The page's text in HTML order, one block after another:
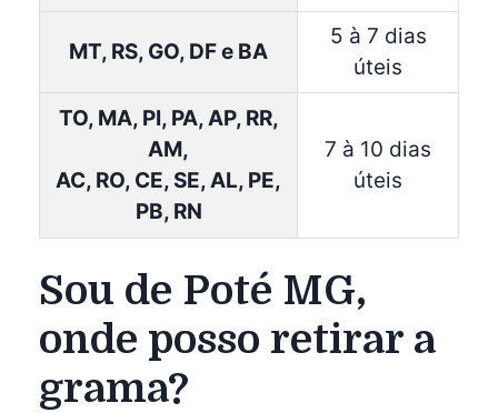
MT, RS, GO, DF e BA
5 à 7 dias
úteis
TO, MA, PI, PA, AP, RR,
AM,
AC, RO, CE, SE, AL, PE,
PB, RN
7 à 10 dias
úteis
Sou de Poté MG,
onde posso retirar a
grama?